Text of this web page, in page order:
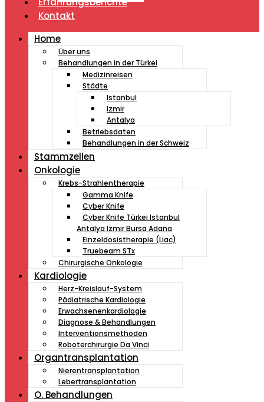
Kontakt
Home
Über uns
Behandlungen in der Türkei
Medizinreisen
Städte
Istanbul
Izmir
Antalya
Betriebsdaten
Behandlungen in der Schweiz
Stammzellen
Onkologie
Krebs-Strahlentherapie
Gamma Knife
Cyber Knife
Cyber ​​Knife Türkei Istanbul
Antalya Izmir Bursa Adana
Einzeldosistherapie (Liac)
Truebeam STx
Chirurgische Onkologie
Kardiologie
Herz-Kreislauf-System
Pädiatrische Kardiologie
Erwachsenenkardiologie
Diagnose & Behandlungen
Interventionsmethoden
Roboterchirurgie Da Vinci
Organtransplantation
Nierentransplantation
Lebertransplantation
O. Behandlungen